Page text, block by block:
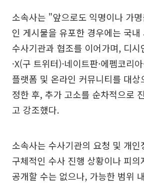
소속사는 "앞으로도 익명이나 가
인 게시물을 유포한 경우에는 국
수사기관과 협조를 이어가며, 디시
·X(구 트위터)·네이트판·에펨코리
플랫폼 및 온라인 커뮤니티를 대
정한 후, 추가 고소를 순차적으로
고 강조했다.
소속사는 수사기관의 요청 및 개
구체적인 수사 진행 상황이나 피
공개할 수는 없으나, 가능한 범위